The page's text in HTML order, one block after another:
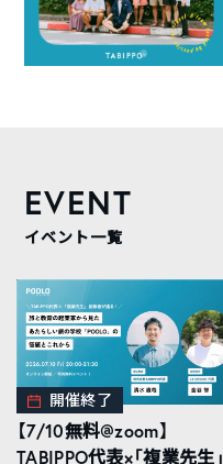
EVENT
イベント一覧
開催終了
【7/10無料@zoom】
TABIPPO代表×「複業先生」